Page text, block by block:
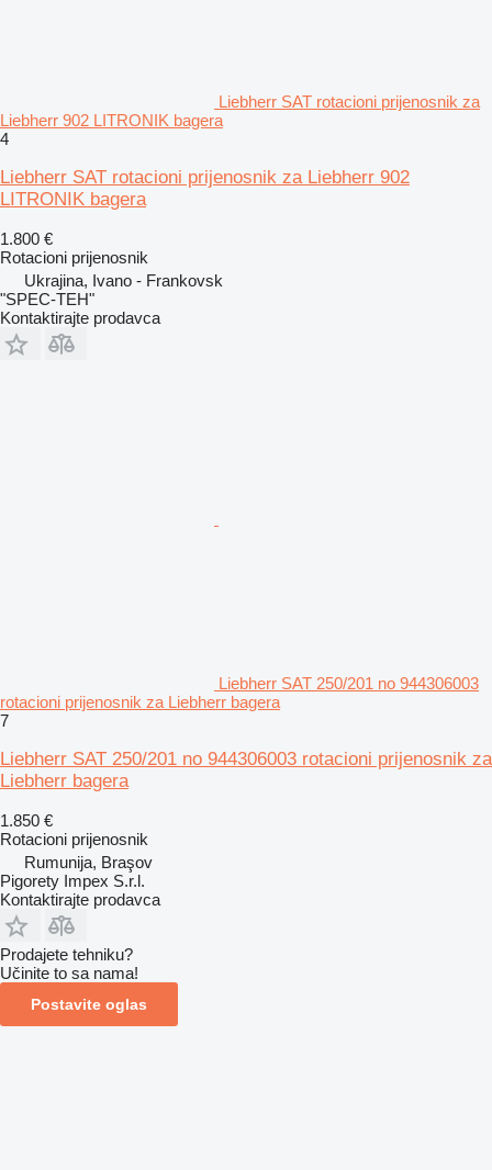
Liebherr SAT rotacioni prijenosnik za
Liebherr 902 LITRONIK bagera
4
Liebherr SAT rotacioni prijenosnik za Liebherr 902
LITRONIK bagera
1.800 €
Rotacioni prijenosnik
Ukrajina, Ivano - Frankovsk
"SPEC-TEH"
Kontaktirajte prodavca
Liebherr SAT 250/201 no 944306003
rotacioni prijenosnik za Liebherr bagera
7
Liebherr SAT 250/201 no 944306003 rotacioni prijenosnik za
Liebherr bagera
1.850 €
Rotacioni prijenosnik
Rumunija, Braşov
Pigorety Impex S.r.l.
Kontaktirajte prodavca
Prodajete tehniku?
Učinite to sa nama!
Postavite oglas